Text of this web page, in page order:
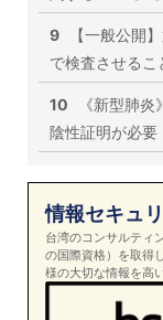
9
【一般公開
で検査させる
10
《新型肺
陰性証明が必
情報セキュ
台湾のコンサルティ
の国際資格）を取得
様の大切な情報を高